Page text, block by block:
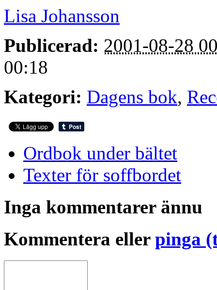
Lisa Johansson
Publicerad: 2001-08-28
00:18
Kategori: Dagens bok,
Ordbok under bältet
Texter för soffbordet
Inga kommentarer ännu
Kommentera eller pinga